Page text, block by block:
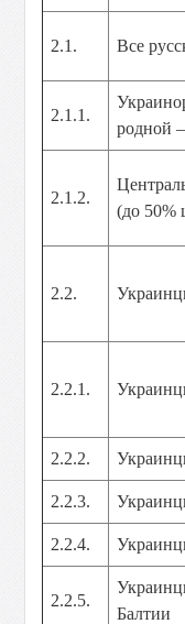
2.1. Все
2.1.1.
родной
2.1.2.
(до 50%
2.2.
2.2.1.
2.2.2.
2.2.3.
2.2.4.
2.2.5.
Балтии